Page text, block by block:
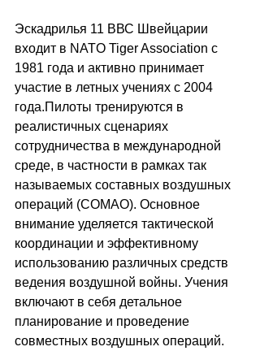
Эскадрилья 11 ВВС Швейцарии
входит в NATO Tiger Association с
1981 года и активно принимает
участие в летных учениях с 2004
года.Пилоты тренируются в
реалистичных сценариях
сотрудничества в международной
среде, в частности в рамках так
называемых составных воздушных
операций (COMAO). Основное
внимание уделяется тактической
координации и эффективному
использованию различных средств
ведения воздушной войны. Учения
включают в себя детальное
планирование и проведение
совместных воздушных операций.